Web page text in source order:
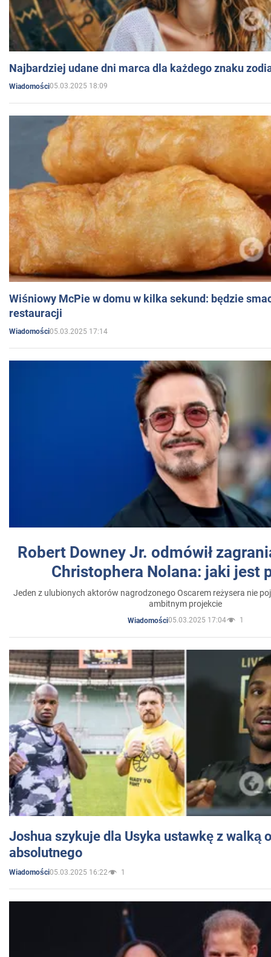
Najbardziej udane dni marca dla każdego znaku
Wiadomości05.03.2025 18:09
Wiśniowy McPie w domu w kilka sekund: będzie
restauracji
Wiadomości05.03.2025 17:14
Robert Downey Jr. odmówił
Christophera Nolana: jaki jest
Jeden z ulubionych aktorów nagrodzonego Oscarem reżysera nie
ambitnym projekcie
Wiadomości05.03.2025 17:04 1
Joshua szykuje dla Usyka ustawkę z walką
absolutnego
Wiadomości05.03.2025 16:22 1